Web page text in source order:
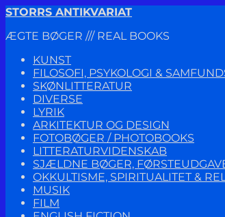
Spring
navigation
Spring
indhold
STORRS ANTIKVARIAT
ÆGTE BØGER /// REAL BOOKS
KUNST
FILOSOFI, PSYKOLOGI &
SKØNLITTERATUR
DIVERSE
LYRIK
ARKITEKTUR OG DESIGN
FOTOBØGER / PHOTOBOOKS
LITTERATURVIDENSKAB
SJÆLDNE BØGER,
OKKULTISME, SPIRITUALITET &
MUSIK
FILM